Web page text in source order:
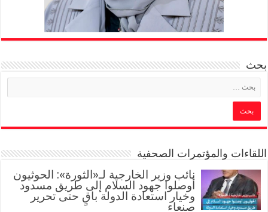
بحث
اللقاءات والمؤتمرات الصحفية
‏نائب وزير الخارجية لـ«الثورة»: الحوثيون
أوصلوا جهود السلام إلى طريق مسدود
وخيار استعادة الدولة باقٍ حتى تحرير
صنعاء